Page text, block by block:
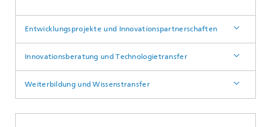
Entwicklungsprojekte und Innovationspartnerschaften
Innovationsberatung und Technologietransfer
Weiterbildung und Wissenstransfer